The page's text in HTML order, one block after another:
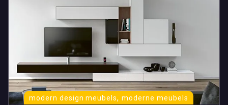
modern design meubels,moderne meubels